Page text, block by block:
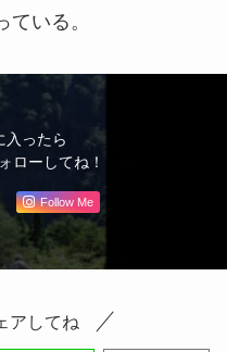
いる。
入ったら
ローしてね！
Follow Me
アしてね